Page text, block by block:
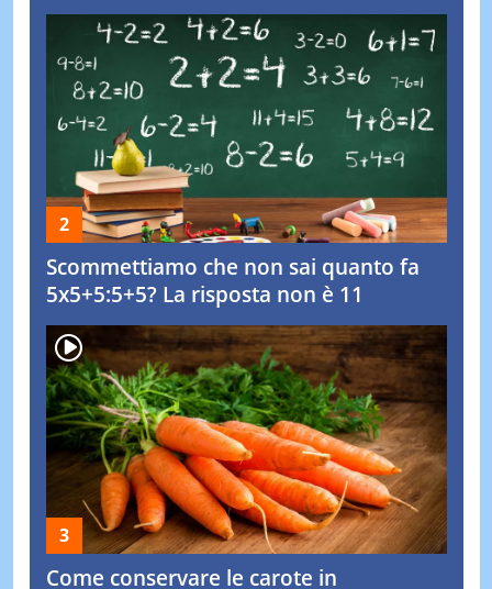
Scommettiamo che non sai quanto fa
5x5+5:5+5? La risposta non è 11
Come conservare le carote in